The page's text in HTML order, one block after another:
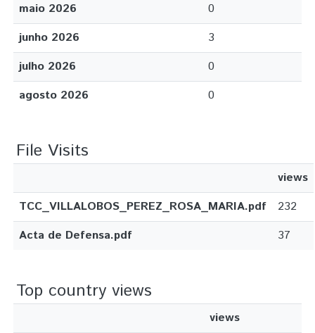
maio 2026
0
junho 2026
3
julho 2026
0
agosto 2026
0
File Visits
views
TCC_VILLALOBOS_PEREZ_ROSA_MARIA.pdf
232
Acta de Defensa.pdf
37
Top country views
views